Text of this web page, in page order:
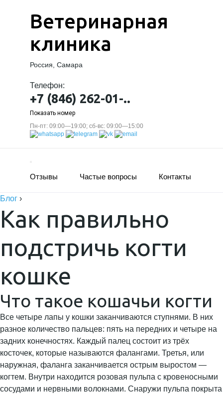
Ветеринарная
клиника
Россия, Самара
Телефон:
+7 (846) 262-01-..
Показать номер
Пн-пт: 09:00—19:00; сб-вс: 09:00—15:00
Отзывы Частые вопросы Контакты
Блог ›
Как правильно
подстричь когти
кошке
Что такое кошачьи когти
Все четыре лапы у кошки заканчиваются ступнями. В них
разное количество пальцев: пять на передних и четыре на
задних конечностях. Каждый палец состоит из трёх
косточек, которые называются фалангами. Третья, или
наружная, фаланга заканчивается острым выростом —
когтем. Внутри находится розовая пульпа с кровеносными
сосудами и нервными волокнами. Снаружи пульпа покрыта